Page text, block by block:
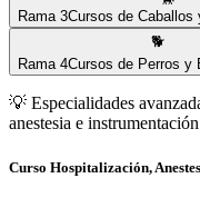
Rama 3Cursos de Caballos
🐕
Rama 4Cursos de Perros y
💡 Especialidades
anestesia e
Curso Hospitalización,